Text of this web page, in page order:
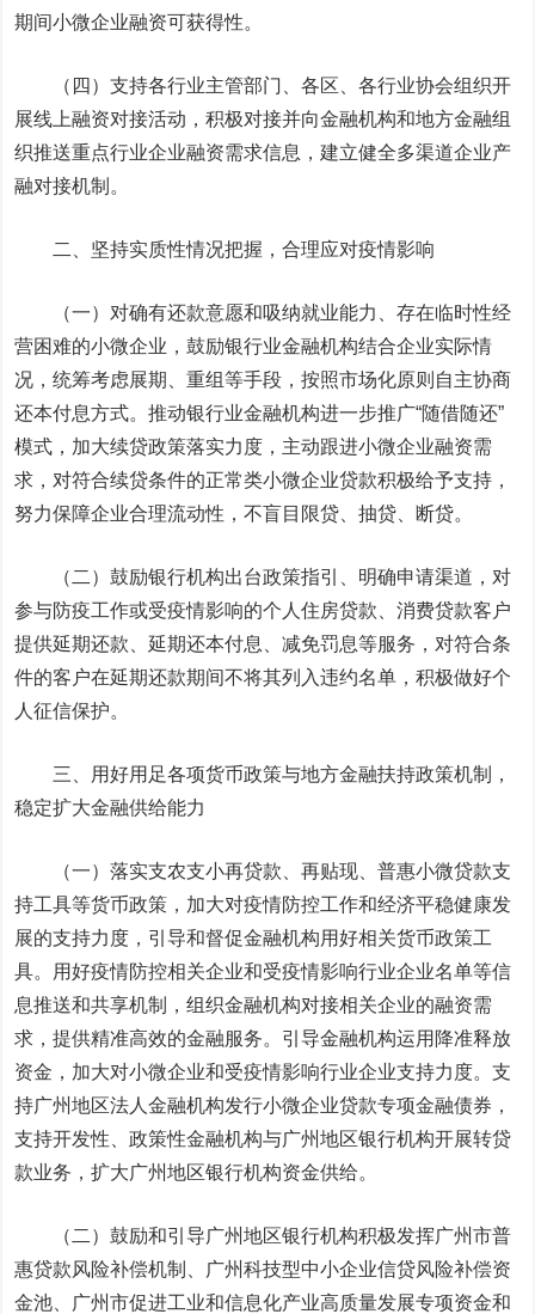
期间小微企业融资可获得性。
（四）支持各行业主管部门、各区、各行业协会组织开
展线上融资对接活动，积极对接并向金融机构和地方金融组
织推送重点行业企业融资需求信息，建立健全多渠道企业产
融对接机制。
二、坚持实质性情况把握，合理应对疫情影响
（一）对确有还款意愿和吸纳就业能力、存在临时性经
营困难的小微企业，鼓励银行业金融机构结合企业实际情
况，统筹考虑展期、重组等手段，按照市场化原则自主协商
还本付息方式。推动银行业金融机构进一步推广“随借随还”
模式，加大续贷政策落实力度，主动跟进小微企业融资需
求，对符合续贷条件的正常类小微企业贷款积极给予支持，
努力保障企业合理流动性，不盲目限贷、抽贷、断贷。
（二）鼓励银行机构出台政策指引、明确申请渠道，对
参与防疫工作或受疫情影响的个人住房贷款、消费贷款客户
提供延期还款、延期还本付息、减免罚息等服务，对符合条
件的客户在延期还款期间不将其列入违约名单，积极做好个
人征信保护。
三、用好用足各项货币政策与地方金融扶持政策机制，
稳定扩大金融供给能力
（一）落实支农支小再贷款、再贴现、普惠小微贷款支
持工具等货币政策，加大对疫情防控工作和经济平稳健康发
展的支持力度，引导和督促金融机构用好相关货币政策工
具。用好疫情防控相关企业和受疫情影响行业企业名单等信
息推送和共享机制，组织金融机构对接相关企业的融资需
求，提供精准高效的金融服务。引导金融机构运用降准释放
资金，加大对小微企业和受疫情影响行业企业支持力度。支
持广州地区法人金融机构发行小微企业贷款专项金融债券，
支持开发性、政策性金融机构与广州地区银行机构开展转贷
款业务，扩大广州地区银行机构资金供给。
（二）鼓励和引导广州地区银行机构积极发挥广州市普
惠贷款风险补偿机制、广州科技型中小企业信贷风险补偿资
金池、广州市促进工业和信息化产业高质量发展专项资金和